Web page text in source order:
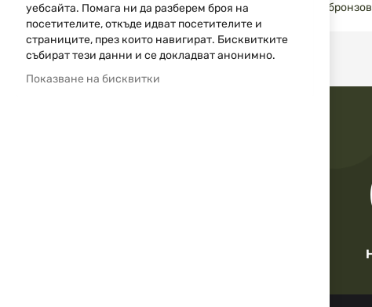
Шомпол, вълнено кече, синтетична четка и фосфор-
уебсайта. Помага ни да разберем броя на
посетителите, откъде идват посетителите и
страниците, през които навигират. Бисквитките
събират тези данни и се докладват анонимно.
Показване на бисквитки